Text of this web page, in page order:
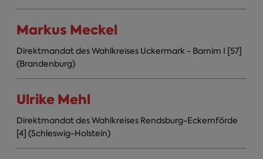
Markus Meckel
Direktmandat des Wahlkreises Uckermark - Barnim I [57]
(Brandenburg)
Ulrike Mehl
Direktmandat des Wahlkreises Rendsburg-Eckernförde
[4] (Schleswig-Holstein)